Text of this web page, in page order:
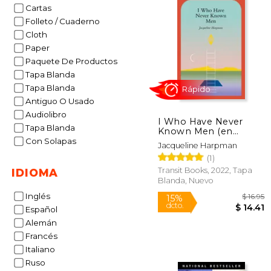
Cartas
Folleto / Cuaderno
Cloth
Paper
Paquete De Productos
Tapa Blanda
Tapa Blanda
Antiguo O Usado
Audiolibro
Tapa Blanda
Con Solapas
IDIOMA
Inglés
Español
Alemán
Francés
Italiano
Ruso
I Who Have Never
Known Men (en
Inglés)
Jacqueline Harpman
(1)
Transit Books, 2022, Tapa
Blanda, Nuevo
Rápido